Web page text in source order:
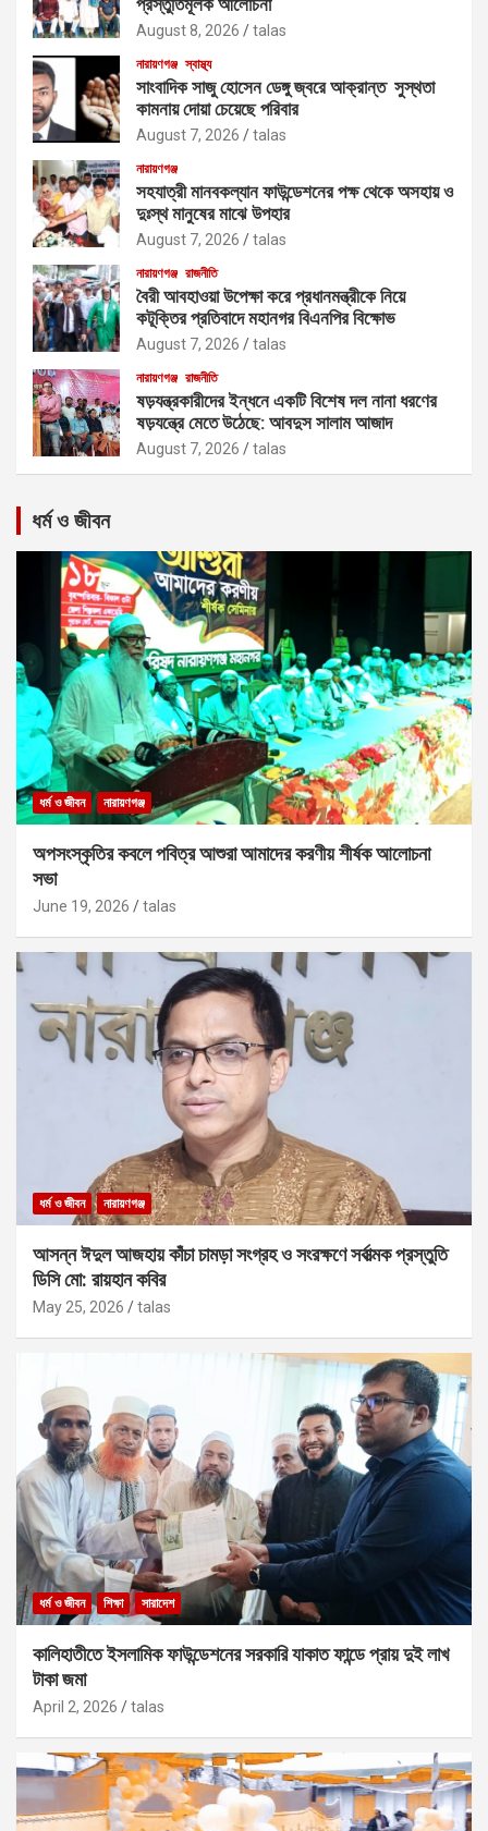
August 8, 2026 talas
নারায়ণগঞ্জ স্বাস্থ্য
সাংবাদিক সাজু হোসেন ডেঙ্গু জ্বরে আক্রান্ত সুস্থতা
কামনায় দোয়া চেয়েছে পরিবার
August 7, 2026 talas
নারায়ণগঞ্জ
সহযাত্রী মানবকল্যান ফাউন্ডেশনের পক্ষ থেকে অসহায় ও
দুঃস্থ মানুষের মাঝে উপহার
August 7, 2026 talas
নারায়ণগঞ্জ রাজনীতি
বৈরী আবহাওয়া উপেক্ষা করে প্রধানমন্ত্রীকে নিয়ে
কটূক্তির প্রতিবাদে মহানগর বিএনপির বিক্ষোভ
August 7, 2026 talas
নারায়ণগঞ্জ রাজনীতি
ষড়যন্ত্রকারীদের ইন্ধনে একটি বিশেষ দল নানা ধরণের
ষড়যন্ত্রে মেতে উঠেছে: আবদুস সালাম আজাদ
August 7, 2026 talas
ধর্ম ও জীবন
ধর্ম ও জীবন নারায়ণগঞ্জ
অপসংস্কৃতির কবলে পবিত্র আশুরা আমাদের করণীয় শীর্ষক আলোচনা
সভা
June 19, 2026 talas
ধর্ম ও জীবন নারায়ণগঞ্জ
আসন্ন ঈদুল আজহায় কাঁচা চামড়া সংগ্রহ ও সংরক্ষণে সর্বাত্মক প্রস্তুতি
ডিসি মো: রায়হান কবির
May 25, 2026 talas
ধর্ম ও জীবন শিক্ষা সারাদেশ
কালিহাতীতে ইসলামিক ফাউন্ডেশনের সরকারি যাকাত ফান্ডে প্রায় দুই লাখ
টাকা জমা
April 2, 2026 talas